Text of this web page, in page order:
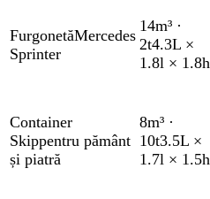
FurgonetăMercedes
Sprinter
14m³ ·
2t4.3L ×
1.8l × 1.8h
Container
Skippentru pământ
și piatră
8m³ ·
10t3.5L ×
1.7l × 1.5h